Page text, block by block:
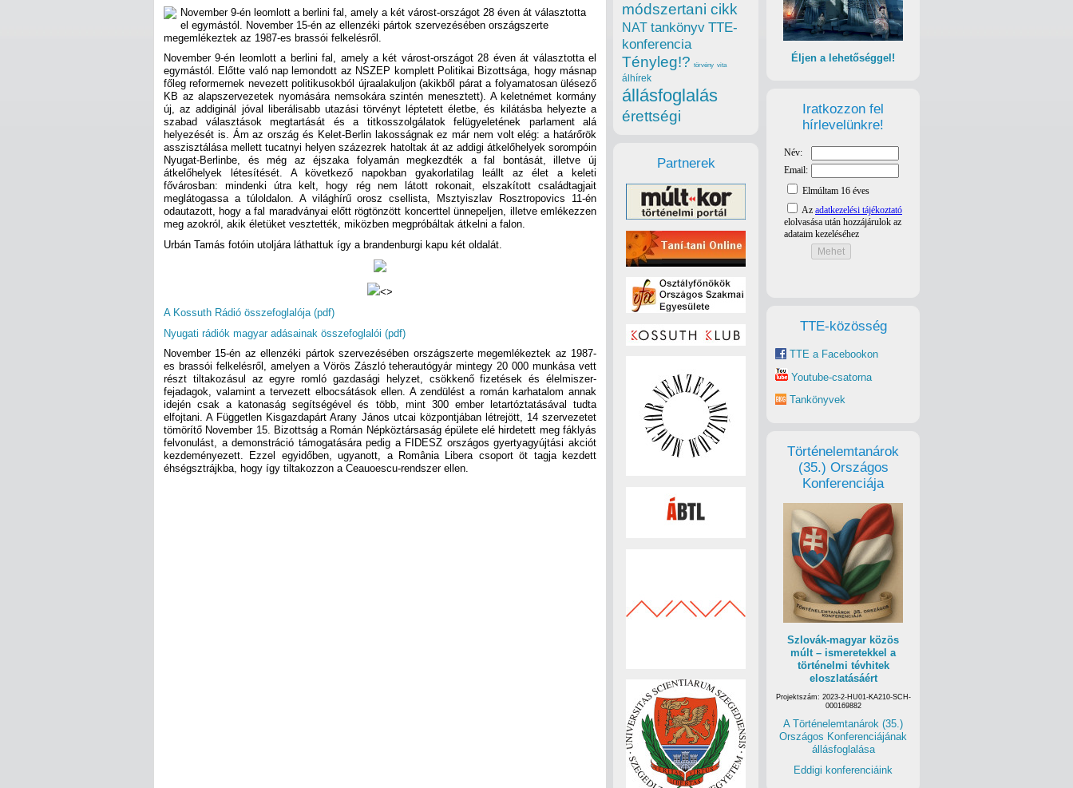
November 9-én leomlott a berlini fal, amely a két várost-országot 28 éven át választotta
el egymástól. November 15-én az ellenzéki pártok szervezésében országszerte
megemlékeztek az 1987-es brassói felkelésről.
November 9-én leomlott a berlini fal, amely a két várost-országot 28 éven át választotta el
egymástól. Előtte való nap lemondott az NSZEP komplett Politikai Bizottsága, hogy másnap
főleg reformernek nevezett politikusokból újraalakuljon (akikből párat a folyamatosan ülésező
KB az alapszervezetek nyomására nemsokára szintén menesztett). A keletnémet kormány
új, az addiginál jóval liberálisabb utazási törvényt léptetett életbe, és kilátásba helyezte a
szabad választások megtartását és a titkosszolgálatok felügyeletének parlament alá
helyezését is. Ám az ország és Kelet-Berlin lakosságnak ez már nem volt elég: a határőrök
asszisztálása mellett tucatnyi helyen százezrek hatoltak át az addigi átkelőhelyek sorompóin
Nyugat-Berlinbe, és még az éjszaka folyamán megkezdték a fal bontását, illetve új
átkelőhelyek létesítését. A következő napokban gyakorlatilag leállt az élet a keleti
fővárosban: mindenki útra kelt, hogy rég nem látott rokonait, elszakított családtagjait
meglátogassa a túloldalon. A világhírű orosz csellista, Msztyiszlav Rosztropovics 11-én
odautazott, hogy a fal maradványai előtt rögtönzött koncerttel ünnepeljen, illetve emlékezzen
meg azokról, akik életüket vesztették, miközben megpróbáltak átkelni a falon.
Urbán Tamás fotóin utoljára láthattuk így a brandenburgi kapu két oldalát.
<>
A Kossuth Rádió összefoglalója (pdf)
Nyugati rádiók magyar adásainak összefoglalói (pdf)
November 15-én az ellenzéki pártok szervezésében országszerte megemlékeztek az 1987-
es brassói felkelésről, amelyen a Vörös Zászló teherautógyár mintegy 20 000 munkása vett
részt tiltakozásul az egyre romló gazdasági helyzet, csökkenő fizetések és élelmiszer-
fejadagok, valamint a tervezett elbocsátások ellen. A zendülést a román karhatalom annak
idején csak a katonaság segítségével és több, mint 300 ember letartóztatásával tudta
elfojtani. A Független Kisgazdapárt Arany János utcai központjában létrejött, 14 szervezetet
tömörítő November 15. Bizottság a Román Népköztársaság épülete elé hirdetett meg fáklyás
felvonulást, a demonstráció támogatására pedig a FIDESZ országos gyertyagyújtási akciót
kezdeményezett. Ezzel egyidőben, ugyanott, a România Libera csoport öt tagja kezdett
éhségsztrájkba, hogy így tiltakozzon a Ceauoescu-rendszer ellen.
Éljen a lehetőséggel!
Iratkozzon fel
hírlevelünkre!
TTE-közösség
TTE a Facebookon
Youtube-csatorna
Tankönyvek
Történelemtanárok
(35.) Országos
Konferenciája
Szlovák-magyar közös
múlt – ismeretekkel a
történelmi tévhitek
eloszlatásáért
Projektszám: 2023-2-HU01-KA210-SCH-
000169882
A Történelemtanárok (35.)
Országos Konferenciájának
állásfoglalása
Eddigi konferenciáink
módszertani cikk
NAT tankönyv TTE-
konferencia
Tényleg!? törvény vita
álhírek
állásfoglalás
érettségi
Partnerek